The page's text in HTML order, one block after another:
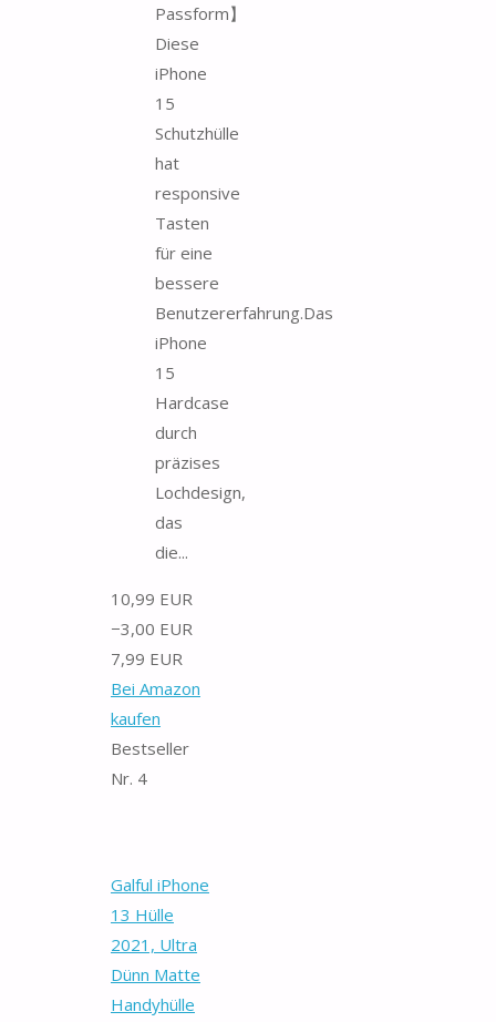
Passform】
Diese
iPhone
15
Schutzhülle
hat
responsive
Tasten
für eine
bessere
Benutzererfahrung.Das
iPhone
15
Hardcase
durch
präzises
Lochdesign,
das
die...
10,99 EUR
−3,00 EUR
7,99 EUR
Bei Amazon
kaufen
Bestseller
Nr. 4
Galful iPhone
13 Hülle
2021, Ultra
Dünn Matte
Handyhülle